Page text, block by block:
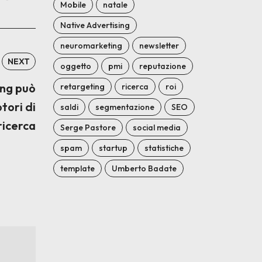
NEXT
può
di
Mobile
natale
Native Advertising
neuromarketing
newsletter
oggetto
pmi
reputazione
retargeting
ricerca
roi
saldi
segmentazione
SEO
Serge Pastore
social media
spam
startup
statistiche
template
Umberto Badate